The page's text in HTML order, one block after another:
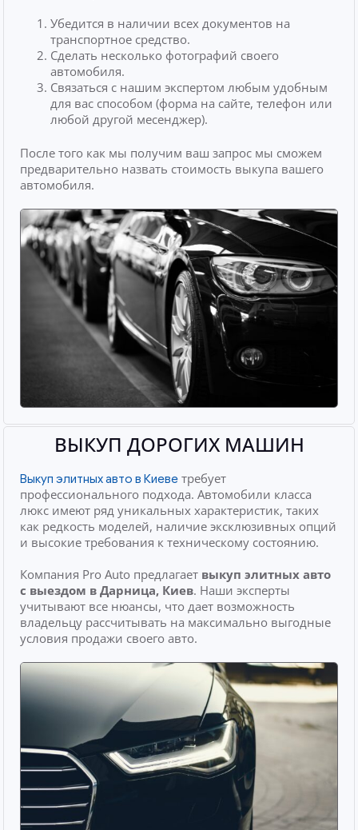
Убедится в наличии всех документов на
транспортное средство.
Сделать несколько фотографий своего
автомобиля.
Связаться с нашим экспертом любым удобным
для вас способом (форма на сайте, телефон или
любой другой месенджер).
После того как мы получим ваш запрос мы сможем
предварительно назвать стоимость выкупа вашего
автомобиля.
ВЫКУП ДОРОГИХ МАШИН
Выкуп элитных авто в Киеве требует
профессионального подхода. Автомобили класса
люкс имеют ряд уникальных характеристик, таких
как редкость моделей, наличие эксклюзивных опций
и высокие требования к техническому состоянию.
Компания Pro Auto предлагает выкуп элитных авто
с выездом в Дарница, Киев. Наши эксперты
учитывают все нюансы, что дает возможность
владельцу рассчитывать на максимально выгодные
условия продажи своего авто.